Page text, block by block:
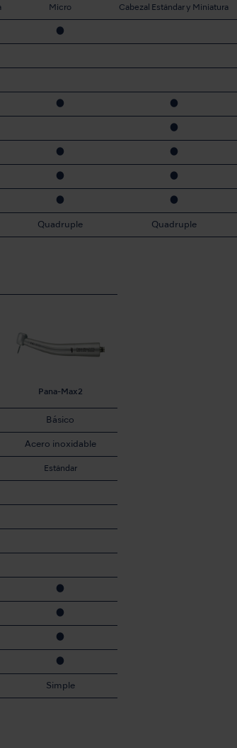
Micro
●
●
●
●
●
Quadruple
Cabezal Estándar y Miniatura
●
●
●
●
●
Quadruple
Pana-Max2
Básico
Acero inoxidable
Estándar
●
●
●
●
Simple